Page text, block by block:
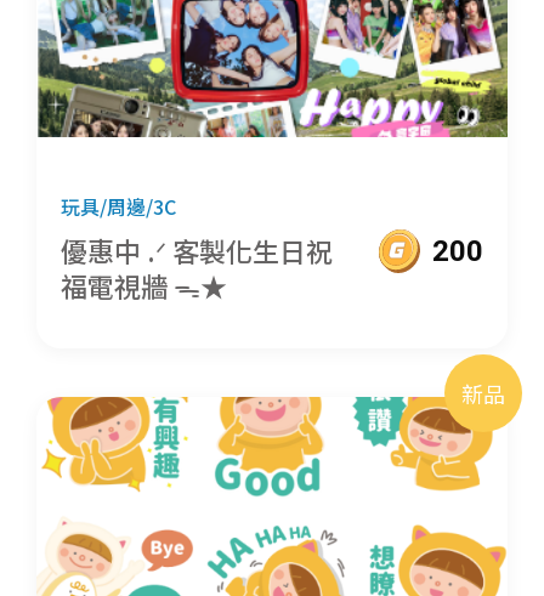
玩具/周邊/3C
優惠中 .ᐟ 客製化生日祝
福電視牆 ᯓ★
200
新品